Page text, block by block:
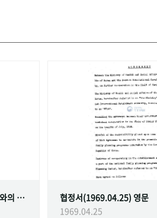
가족계획 분야 협력을 위한 스웨덴 정부와의 협정
협정서(1969.04.25) 영문
1969.04.25